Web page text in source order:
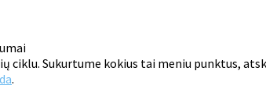
Sukurtume kokius tai meniu punktus,
.